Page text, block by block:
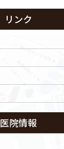
リンク
医院情報